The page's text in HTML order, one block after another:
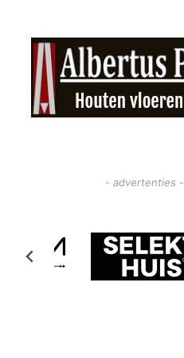
- advertenties -